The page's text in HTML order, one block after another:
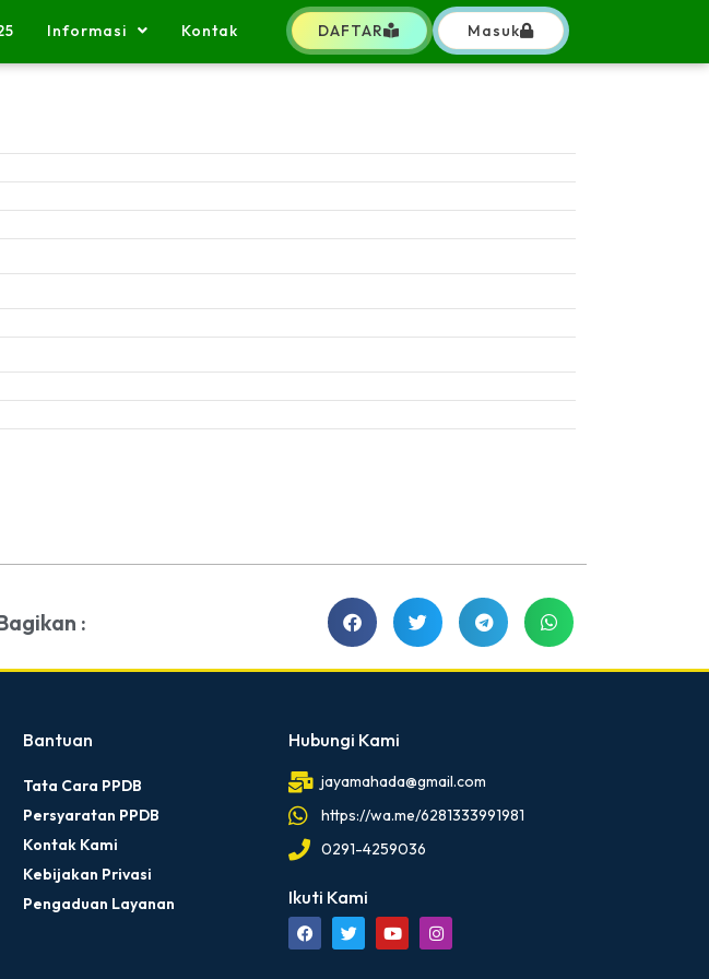
Informasi Kontak DAFTAR Masuk
:
Bantuan
Tata Cara PPDB
Persyaratan PPDB
Kontak Kami
Kebijakan Privasi
Pengaduan Layanan
Hubungi Kami
jayamahada@gmail.com
https://wa.me/6281333991981
0291-4259036
Ikuti Kami